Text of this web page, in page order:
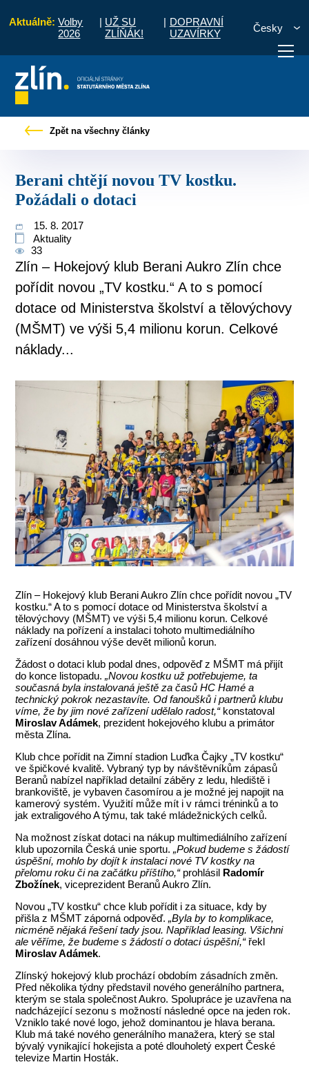
Aktuálně: Volby
2026
| UŽ SU
ZLÍŇÁK!
| DOPRAVNÍ
UZAVÍRKY
Česky
vyřídit Potřebuji zaplatit
Zpět na všechny články
Berani chtějí novou TV kostku.
Požádali o dotaci
15. 8. 2017
Aktuality
33
Zlín – Hokejový klub Berani Aukro Zlín chce
pořídit novou „TV kostku.“ A to s pomocí
dotace od Ministerstva školství a tělovýchovy
(MŠMT) ve výši 5,4 milionu korun. Celkové
náklady...
Zlín – Hokejový klub Berani Aukro Zlín chce pořídit novou „TV
kostku.“ A to s pomocí dotace od Ministerstva školství a
tělovýchovy (MŠMT) ve výši 5,4 milionu korun. Celkové
náklady na pořízení a instalaci tohoto multimediálního
zařízení dosáhnou výše devět milionů korun.
Žádost o dotaci klub podal dnes, odpověď z MŠMT má přijít
do konce listopadu.„Novou kostku už potřebujeme, ta
současná byla instalovaná ještě za časů HC Hamé a
technický pokrok nezastavíte. Od fanoušků i partnerů klubu
víme, že by jim nové zařízení udělalo radost,“konstatoval
Miroslav Adámek, prezident hokejového klubu a primátor
města Zlína.
Klub chce pořídit na Zimní stadion Luďka Čajky „TV kostku“
ve špičkové kvalitě. Vybraný typ by návštěvníkům zápasů
Beranů nabízel například detailní záběry z ledu, hlediště i
brankoviště, je vybaven časomírou a je možné jej napojit na
kamerový systém. Využití může mít i v rámci tréninků a to
jak extraligového A týmu, tak také mládežnických celků.
Na možnost získat dotaci na nákup multimediálního zařízení
klub upozornila Česká unie sportu.„Pokud budeme s žádostí
úspěšní, mohlo by dojít k instalaci nové TV kostky na
přelomu roku či na začátku příštího,“prohlásil Radomír
Zbožínek, viceprezident Beranů Aukro Zlín.
Novou „TV kostku“ chce klub pořídit i za situace, kdy by
přišla z MŠMT záporná odpověď.„Byla by to komplikace,
nicméně nějaká řešení tady jsou. Například leasing. Všichni
ale věříme, že budeme s žádostí o dotaci úspěšní,“řekl
Miroslav Adámek.
Zlínský hokejový klub prochází obdobím zásadních změn.
Před několika týdny představil nového generálního partnera,
kterým se stala společnost Aukro. Spolupráce je uzavřena na
nadcházející sezonu s možností následné opce na jeden rok.
Vzniklo také nové logo, jehož dominantou je hlava berana.
Klub má také nového generálního manažera, který se stal
bývalý vynikající hokejista a poté dlouholetý expert České
televize Martin Hosták.